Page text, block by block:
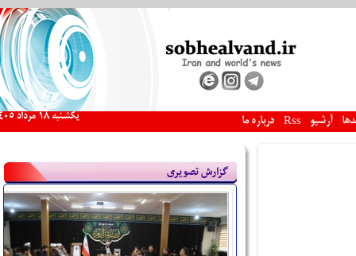
آرشیو Rss درباره ما يكشنبه 18 مرداد 1405
گزارش تصویری